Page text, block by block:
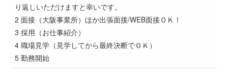
り返しいただけますと幸いです。
2 面接（大阪事業所）ほか出張面接/WEB面接ＯＫ！
3 採用（お仕事紹介）
4 職場見学（見学してから最終決断でＯＫ）
5 勤務開始